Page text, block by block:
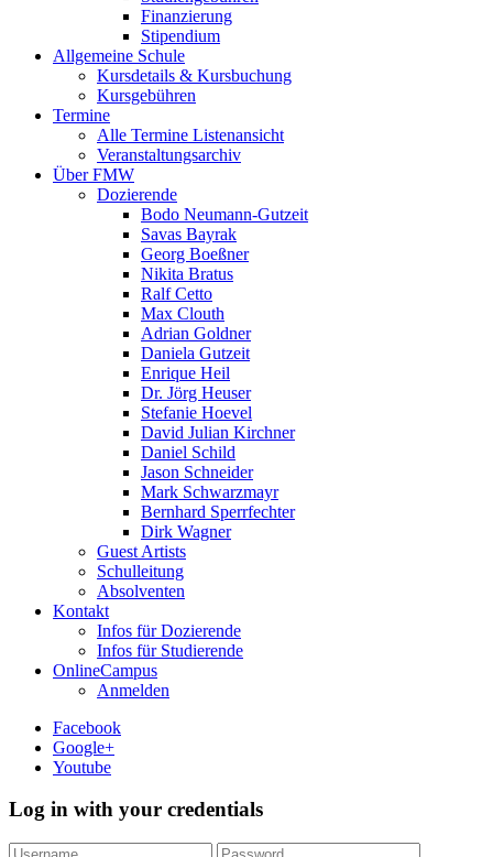
Finanzierung
Stipendium
Allgemeine Schule
Kursdetails & Kursbuchung
Kursgebühren
Termine
Alle Termine Listenansicht
Veranstaltungsarchiv
Über FMW
Dozierende
Bodo Neumann-Gutzeit
Savas Bayrak
Georg Boeßner
Nikita Bratus
Ralf Cetto
Max Clouth
Adrian Goldner
Daniela Gutzeit
Enrique Heil
Dr. Jörg Heuser
Stefanie Hoevel
David Julian Kirchner
Daniel Schild
Jason Schneider
Mark Schwarzmayr
Bernhard Sperrfechter
Dirk Wagner
Guest Artists
Schulleitung
Absolventen
Kontakt
Infos für Dozierende
Infos für Studierende
OnlineCampus
Anmelden
Facebook
Google+
Youtube
Log in with your credentials